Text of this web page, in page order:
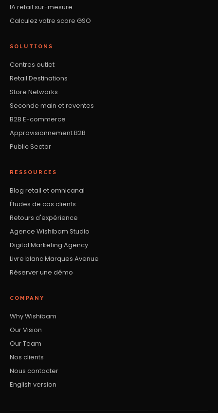
IA retail sur-mesure
Calculez votre score GSO
SOLUTIONS
Centres outlet
Retail Destinations
Store Networks
Seconde main et reventes
B2B E-commerce
Approvisionnement B2B
Public Sector
RESSOURCES
Blog retail et omnicanal
Études de cas clients
Retours d'expérience
Agence Wishibam Studio
Digital Marketing Agency
Livre blanc Marques Avenue
Réserver une démo
COMPANY
Why Wishibam
Our Vision
Our Team
Nos clients
Nous contacter
English version